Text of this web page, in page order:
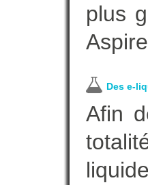
plus
Des e-
Afin